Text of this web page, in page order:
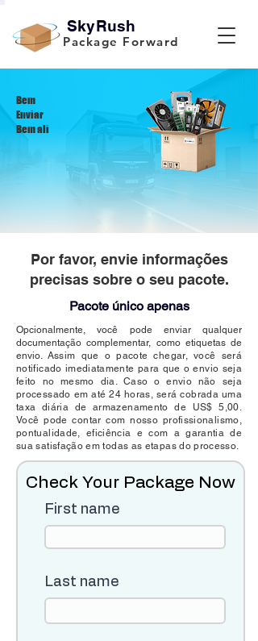
SkyRush
Package Forward
Bem
Enviar
Bem ali
Por favor, envie informações
precisas sobre o seu pacote.
Pacote único apenas
Opcionalmente, você pode enviar qualquer
documentação complementar, como etiquetas de
envio. Assim que o pacote chegar, você será
notificado imediatamente para que o envio seja
feito no mesmo dia. Caso o envio não seja
processado em até 24 horas, será cobrada uma
taxa diária de armazenamento de US$ 5,00.
Você pode contar com nosso profissionalismo,
pontualidade, eficiência e com a garantia de
sua satisfação em todas as etapas do processo.
Check Your Package Now
First name
Last name